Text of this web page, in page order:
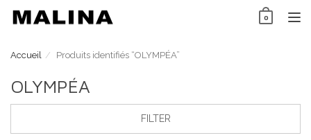
0
Accueil Produits identifiés “OLYMPÉA”
OLYMPÉA
FILTER